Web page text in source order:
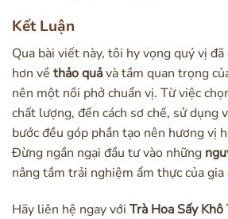
Kết Luận
Qua bài viết này, tôi hy vọng quý vị
hơn về thảo quảvà tầm quan trọng
nên một nồi phở chuẩn vị. Từ việc
chất lượng, đến cách sơ chế, sử dụng
bước đều góp phần tạo nên hương vị
Đừng ngần ngại đầu tư vào những
nâng tầm trải nghiệm ẩm thực của gia
Hãy liên hệ ngay với Trà Hoa Sấy